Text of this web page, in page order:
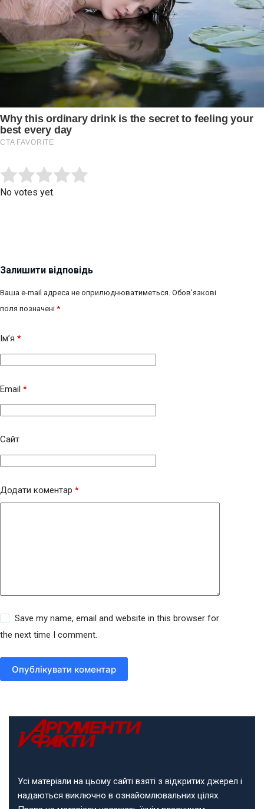
Rate this item:
No votes yet.
Залишити відповідь
Ваша e-mail адреса не оприлюднюватиметься. Обов’язкові
поля позначені *
Ім’я *
Email *
Сайт
Додати коментар *
Save my name, email and website in this browser for
the next time I comment.
Опублікувати коментар
Усі матеріали на цьому сайті взяті з відкритих джерел і
надаються виключно в ознайомлювальних цілях.